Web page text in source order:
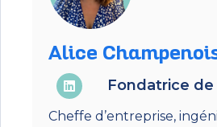
Alice
Fondatrice de
Cheffe d’entreprise,